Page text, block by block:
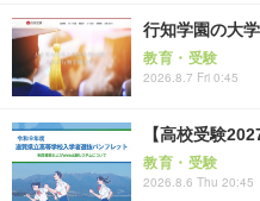
行知学園の大
教育・受験
2026.8.7 Fri 0:45
【高校受験
教育・受験
2026.8.6 Thu 20:45